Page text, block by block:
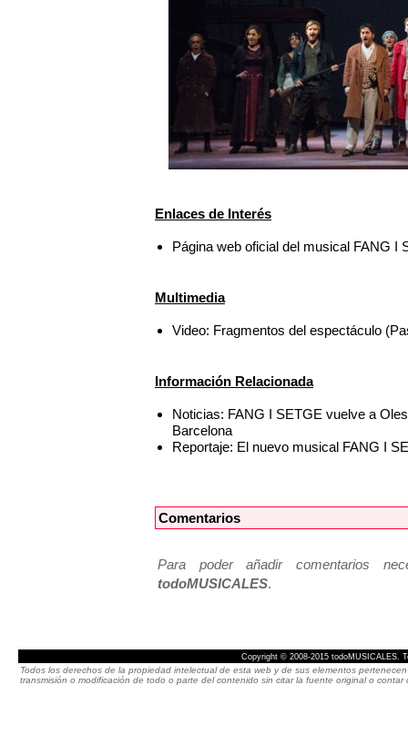
Enlaces de Interés
Página web oficial del musical FANG I
Multimedia
Video: Fragmentos del espectáculo
Información Relacionada
Noticias: FANG I SETGE vuelve a
Barcelona
Reportaje: El nuevo musical FANG I
Comentarios
Para poder añadir comentarios
todoMUSICALES.
Copyright © 2008-2015 todoMUSICALES.
Todos los derechos de la propiedad intelectual de esta web y de sus elementos
transmisión o modificación de todo o parte del contenido sin citar la fuente original o